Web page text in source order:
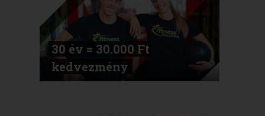
30 év = 30.000 Ft
kedvezmény